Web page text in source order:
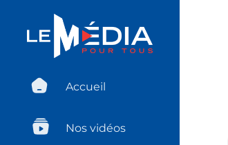
Accueil
Nos vidéos